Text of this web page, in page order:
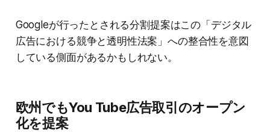
Googleが行ったとされる分割提案はこの「デジタル
広告における競争と透明性法案」への整合性を意図
している側面があるかもしれない。
欧州でもYou Tube広告取引のオープン
化を提案